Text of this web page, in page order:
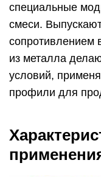
специальные
смеси.
сопротивлением
из металла
условий,
профили для